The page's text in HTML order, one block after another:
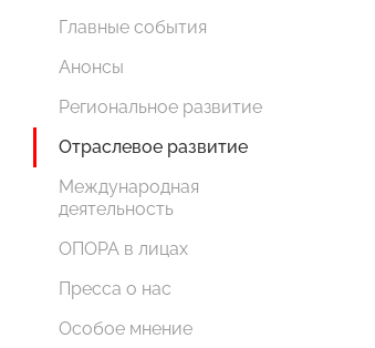
Главные события
Анонсы
Региональное развитие
Отраслевое развитие
Международная
деятельность
ОПОРА в лицах
Пресса о нас
Особое мнение